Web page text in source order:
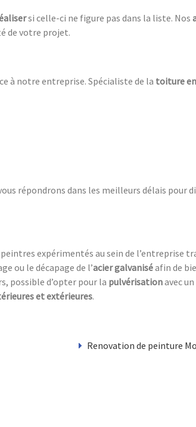
si celle-ci ne figure pas dans la liste. Nos
de votre projet.
à notre entreprise. Spécialiste de la toiture
répondrons dans les meilleurs délais pour
expérimentés au sein de l’entreprise
ou le décapage de l’acier galvaniséafin de
possible d’opter pour la pulvérisationavec un
et extérieures.
Renovation de peinture